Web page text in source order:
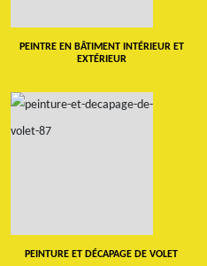
PEINTRE EN BÂTIMENT INTÉRIEUR ET
EXTÉRIEUR
PEINTURE ET DÉCAPAGE DE VOLET